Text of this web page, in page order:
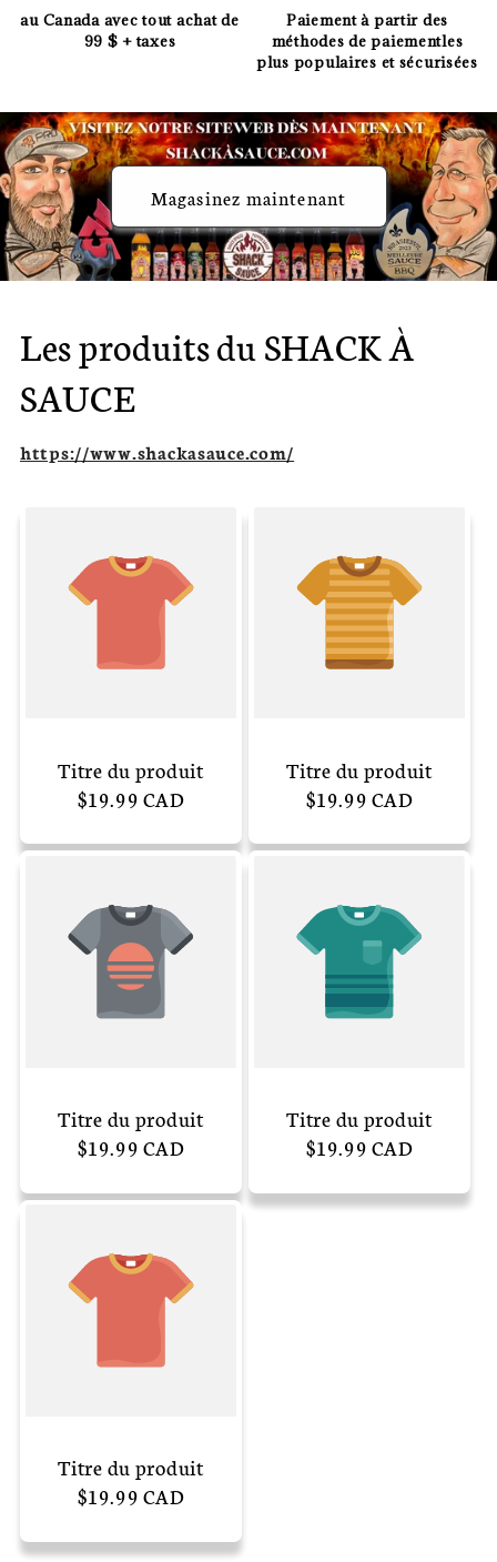
au Canada avec tout achat de
99 $ + taxes
Paiement à partir des
méthodes de paiementles
plus populaires et sécurisées
Magasinez maintenant
Les produits du SHACK À
SAUCE
https://www.shackasauce.com/
Titre du produit
Prix
$19.99 CAD
Titre du produit
Prix
$19.99 CAD
Titre du produit
Prix
$19.99 CAD
Titre du produit
Prix
$19.99 CAD
Titre du produit
Prix
$19.99 CAD